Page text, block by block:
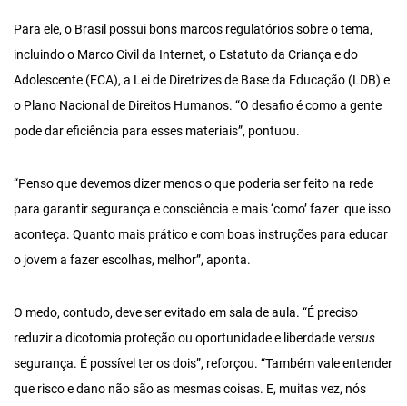
Para ele, o Brasil possui bons marcos regulatórios sobre o tema,
incluindo o Marco Civil da Internet, o Estatuto da Criança e do
Adolescente (ECA), a Lei de Diretrizes de Base da Educação (LDB) e
o Plano Nacional de Direitos Humanos. “O desafio é como a gente
pode dar eficiência para esses materiais”, pontuou.
“Penso que devemos dizer menos o que poderia ser feito na rede
para garantir segurança e consciência e mais ‘como’ fazer que isso
aconteça. Quanto mais prático e com boas instruções para educar
o jovem a fazer escolhas, melhor”, aponta.
O medo, contudo, deve ser evitado em sala de aula. “É preciso
reduzir a dicotomia proteção ou oportunidade e liberdadeversus
segurança. É possível ter os dois”, reforçou. “Também vale entender
que risco e dano não são as mesmas coisas. E, muitas vez, nós